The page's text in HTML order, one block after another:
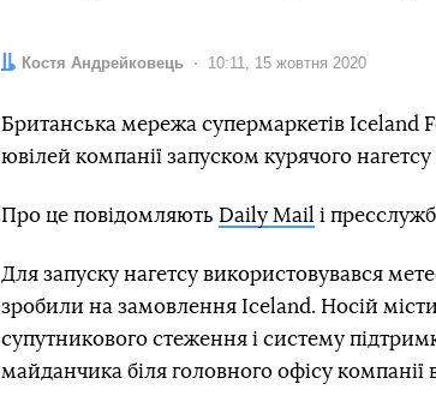
Автор:
Костя Андрейковець Дата:
10:11, 15 жовтня 2020
Британська мережа супермаркетів Iceland
ювілей компанії запуском курячого
Про це повідомляють Daily Mail і
Для запуску нагетсу використовувався
зробили на замовлення Iceland. Носій
супутникового стеження і систему
майданчика біля головного офісу компанії